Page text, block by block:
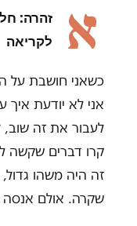
א
זהרה:
לקריאה
כשאני חושבת על
אני לא יודעת איך
לעבור את זה
קרו דברים שקשה
זה היה משהו
שקרה. אולם